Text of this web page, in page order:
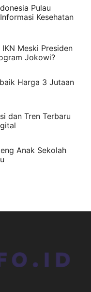
Pulau
Kesehatan
Meski Presiden
Jokowi?
Harga 3 Jutaan
dan Tren Terbaru
Anak Sekolah